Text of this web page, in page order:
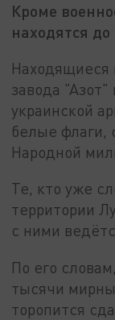
Кроме
находятся
Находящиеся
завода
украинской
белые флаги,
Народной
Те, кто уже
территории
с ними
По его
тысячи
торопится